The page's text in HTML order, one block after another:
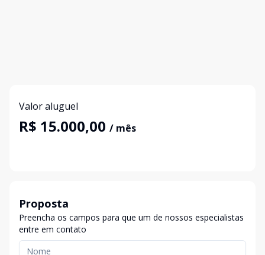
Valor aluguel
R$ 15.000,00 / mês
Proposta
Preencha os campos para que um de nossos especialistas
entre em contato